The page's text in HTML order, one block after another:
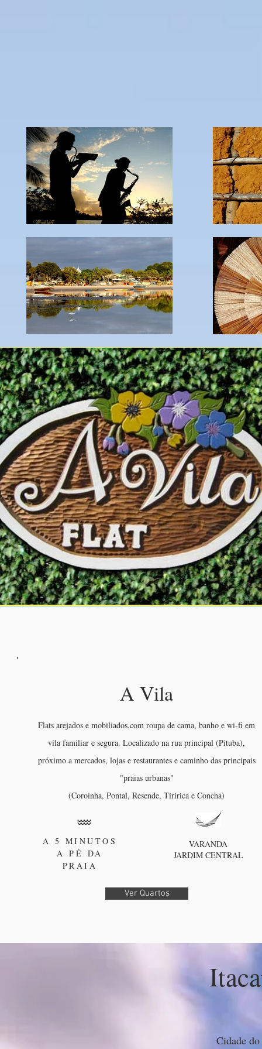
A Vila
Flats arejados e mobiliados,com roupa de cama, banho e wi-fi em
vila familiar e segura. Localizado na rua principal (Pituba),
próximo a mercados, lojas e restaurantes e caminho das principais
"praias urbanas"
(Coroinha, Pontal, Resende, Tiririca e Concha)
A 5 MINUTOS
A PÉ DA
PRAIA
VARANDA
JARDIM CENTRAL
Ver Quartos
Cidade